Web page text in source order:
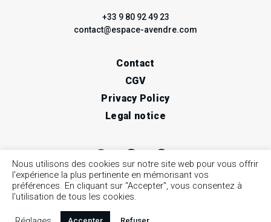
+33 9 80 92 49 23
contact@espace-avendre.com
Contact
CGV
Privacy Policy
Legal notice
Nous utilisons des cookies sur notre site web pour vous offrir
l'expérience la plus pertinente en mémorisant vos
préférences. En cliquant sur "Accepter", vous consentez à
l'utilisation de tous les cookies.